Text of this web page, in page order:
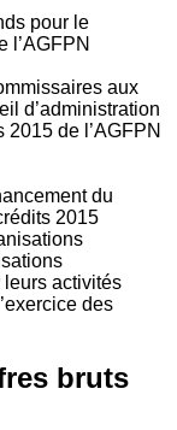
pour le
l’AGFPN
aux
d’administration
de l’AGFPN
du
2015
leurs activités
des
bruts